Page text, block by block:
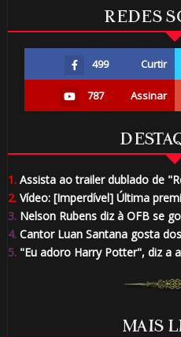
REDES
499 Curtir
787 Assinar
1.Assista ao trailer dublado de
2.Vídeo: [Imperdível] Última
3.Nelson Rubens diz à OFB se
4.Cantor Luan Santana gosta
5."Eu adoro Harry Potter", diz a
MAIS